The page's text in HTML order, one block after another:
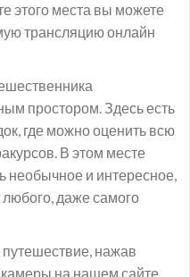
этого места вы можете
трансляцию онлайн
простором. Здесь есть
где можно оценить всю
В этом месте
необычное и интересное,
любого, даже самого
нажав
на нашем сайте.